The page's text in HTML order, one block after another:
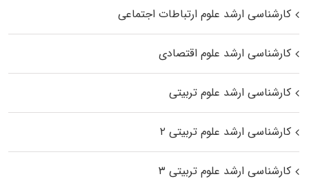
کارشناسی ارشد علوم ارتباطات اجتماعی
کارشناسی ارشد علوم اقتصادی
کارشناسی ارشد علوم تربیتی
کارشناسی ارشد علوم تربیتی ۲
کارشناسی ارشد علوم تربیتی ۳